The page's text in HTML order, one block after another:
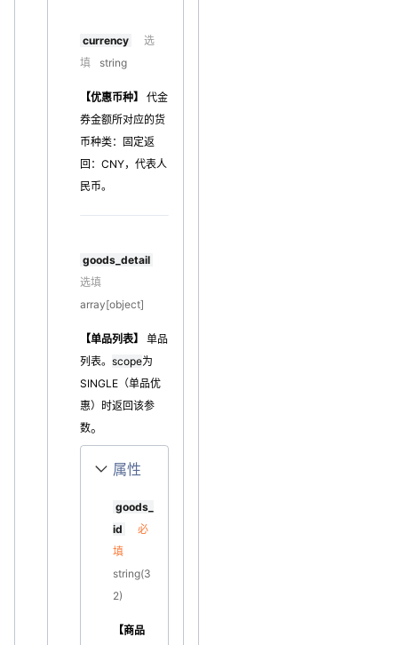
currency
选
填
string
【优惠币种】
代金
券金额所对应的货
币种类：固定返
回：CNY，代表人
民币。
goods_detail
选填
array[object]
【单品列表】
单品
列表。 scope为
SINGLE（单品优
惠） 时返回该参
数。
属性
goods_
id
必
填
string(3
2)
【商品